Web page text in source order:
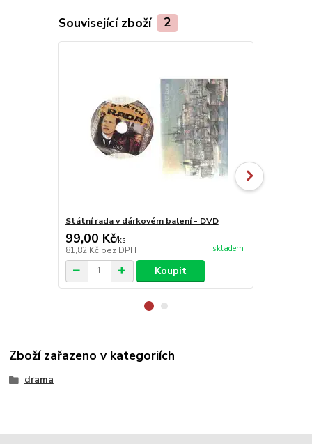
Související zboží 2
Státní rada v dárkovém balení - DVD
99,00 Kč/ks
81,82 Kč bez DPH skladem
Koupit
Zboží zařazeno v kategoriích
drama